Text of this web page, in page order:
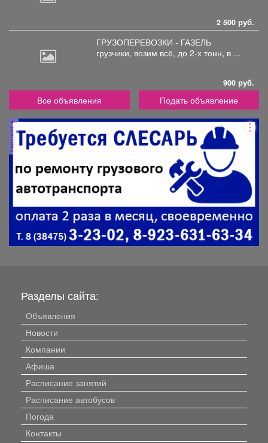
2 500 руб.
ГРУЗОПЕРЕВОЗКИ - ГАЗЕЛЬ
грузчики, возим всё, до 2-х тонн, в ...
900 руб.
Все объявления Подать объявление
реклама
Разделы сайта:
Объявления
Новости
Компании
Афиша
Расписание занятий
Расписание автобусов
Погода
Контакты